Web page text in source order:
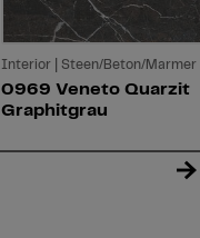
Interior | Steen/Beton/Marmer
0969 Veneto Quarzit
Graphitgrau